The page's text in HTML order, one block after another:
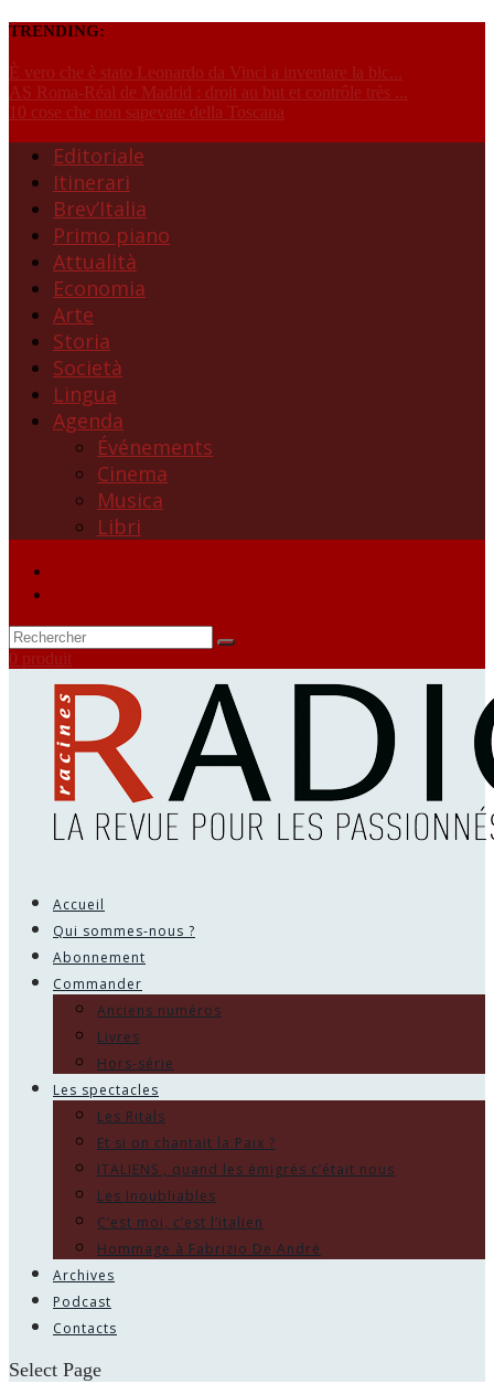
TRENDING:
È vero che è stato Leonardo da Vinci a inventare la bic...
AS Roma-Réal de Madrid : droit au but et contrôle très ...
10 cose che non sapevate della Toscana
Editoriale
Itinerari
Brev’Italia
Primo piano
Attualità
Economia
Arte
Storia
Società
Lingua
Agenda
Événements
Cinema
Musica
Libri
0 produit
Accueil
Qui sommes-nous ?
Abonnement
Commander
Anciens numéros
Livres
Hors-série
Les spectacles
Les Ritals
Et si on chantait la Paix ?
ITALIENS , quand les émigrés c’était nous
Les Inoubliables
C’est moi, c’est l’italien
Hommage à Fabrizio De André
Archives
Podcast
Contacts
Select Page